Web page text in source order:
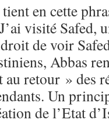
en cette
visité Safed,
de voir
Abbas
retour » des
Un
de l’Etat